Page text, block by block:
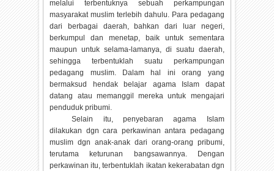
melalui terbentuknya sebuah perkampungan
masyarakat muslim terlebih dahulu. Para pedagang
dari berbagai daerah, bahkan dari luar negeri,
berkumpul dan menetap, baik untuk sementara
maupun untuk selama-lamanya, di suatu daerah,
sehingga terbentuklah suatu perkampungan
pedagang muslim. Dalam hal ini orang yang
bermaksud hendak belajar agama Islam dapat
datang atau memanggil mereka untuk mengajari
penduduk pribumi.
Selain itu, penyebaran agama Islam
dilakukan dgn cara perkawinan antara pedagang
muslim dgn anak-anak dari orang-orang pribumi,
terutama keturunan bangsawannya. Dengan
perkawinan itu, terbentuklah ikatan kekerabatan dgn